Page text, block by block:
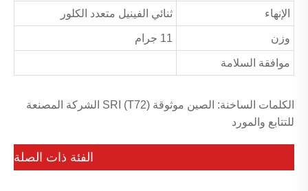
الإنهاء ثنائي الفينيل متعدد الكلور
وزن 11 جرام
موافقة السلامة
الكلمات الساخنة: الصين موثوقة SRI (T72) الشركة المصنعة
للتتابع والمورد
الفئة ذات الصلة